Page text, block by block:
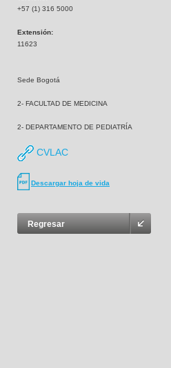
+57 (1) 316 5000
Extensión:
11623
Sede Bogotá
2- FACULTAD DE MEDICINA
2- DEPARTAMENTO DE PEDIATRÍA
CVLAC
Descargar hoja de vida
Regresar